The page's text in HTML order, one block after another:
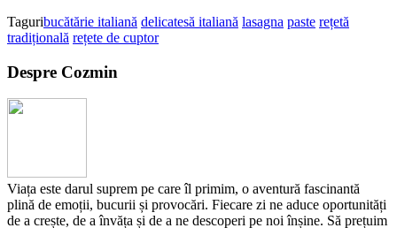
Taguribucătărie italiană delicatesă italiană lasagna paste rețetă
tradițională rețete de cuptor
Despre Cozmin
Viața este darul suprem pe care îl primim, o aventură fascinantă
plină de emoții, bucurii și provocări. Fiecare zi ne aduce oportunități
de a crește, de a învăța și de a ne descoperi pe noi înșine. Să prețuim